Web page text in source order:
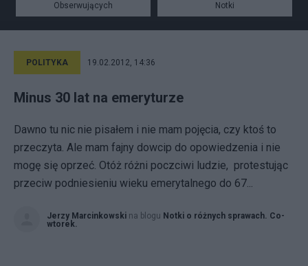
Obserwujących
Notki
POLITYKA 19.02.2012, 14:36
Minus 30 lat na emeryturze
Dawno tu nic nie pisałem i nie mam pojęcia, czy ktoś to
przeczyta. Ale mam fajny dowcip do opowiedzenia i nie
mogę się oprzeć. Otóż różni poczciwi ludzie, protestując
przeciw podniesieniu wieku emerytalnego do 67...
Jerzy Marcinkowski na blogu Notki o różnych sprawach. Co-
wtorek.